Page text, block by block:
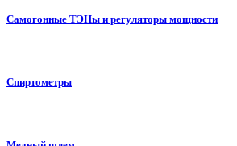
Самогонные ТЭНы и регуляторы мощности
Спиртометры